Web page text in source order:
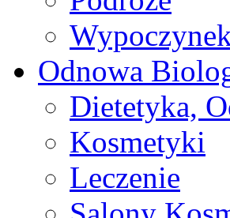
Odnowa
Dietetyka,
Kosmetyki
Leczenie